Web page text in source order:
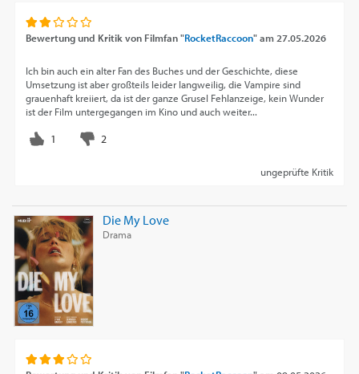
Bewertung und Kritik von Filmfan "RocketRaccoon"am 27.05.2026
Ich bin auch ein alter Fan des Buches und der Geschichte, diese
Umsetzung ist aber großteils leider langweilig, die Vampire sind
grauenhaft kreiiert, da ist der ganze Grusel Fehlanzeige, kein Wunder
ist der Film untergegangen im Kino und auch weiter...
ungeprüfte Kritik
Die My Love
Drama